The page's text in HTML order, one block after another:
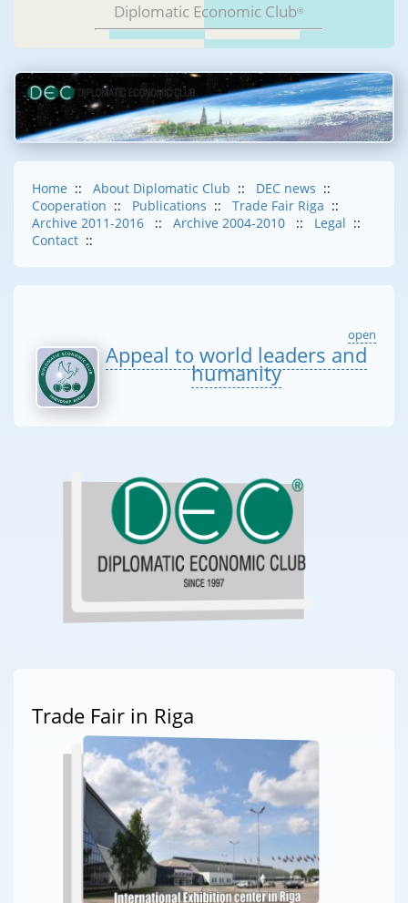
Diplomatic Economic Club®
Home :: About Diplomatic Club :: DEC news ::
Cooperation :: Publications :: Trade Fair Riga ::
Archive 2011-2016
:: Archive 2004-2010 :: Legal ::
Contact ::
open
Appeal to world leaders and
humanity
Trade Fair in Riga